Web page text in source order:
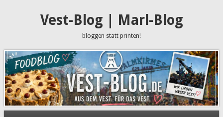
Vest-Blog | Marl-Blog
bloggen statt printen!